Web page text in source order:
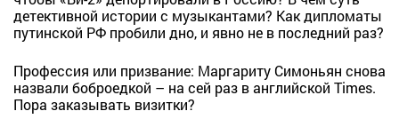
детективной истории с музыкантами? Как дипломаты
путинской РФ пробили дно, и явно не в последний раз?
Профессия или призвание: Маргариту Симоньян снова
назвали боброедкой – на сей раз в английской Times.
Пора заказывать визитки?